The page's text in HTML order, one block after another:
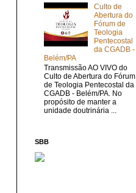
Culto de
Abertura do
Fórum de
Teologia
Pentecostal
da CGADB -
Belém/PA
Transmissão AO VIVO do
Culto de Abertura do Fórum
de Teologia Pentecostal da
CGADB - Belém/PA. No
propósito de manter a
unidade doutrinária ...
SBB